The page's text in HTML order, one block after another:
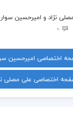
نژاد و امیرحسین
0
اختصاصی امیرحسین
اختصاصی علی مصلی